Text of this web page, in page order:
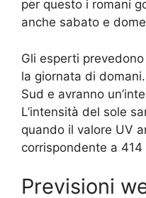
per questo i romani
anche sabato e
Gli esperti prevedono
la giornata di
Sud e avranno
L’intensità del sole
quando il valore UV
corrispondente a 414
Previsioni